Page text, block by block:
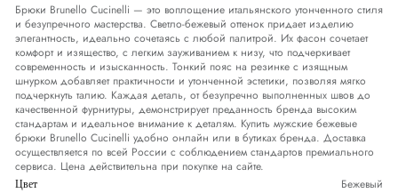
Брюки Brunello Cucinelli — это воплощение итальянского утонченного стиля
и безупречного мастерства. Светло-бежевый оттенок придает изделию
элегантность, идеально сочетаясь с любой палитрой. Их фасон сочетает
комфорт и изящество, с легким зауживанием к низу, что подчеркивает
современность и изысканность. Тонкий пояс на резинке с изящным
шнурком добавляет практичности и утонченной эстетики, позволяя мягко
подчеркнуть талию. Каждая деталь, от безупречно выполненных швов до
качественной фурнитуры, демонстрирует преданность бренда высоким
стандартам и идеальное внимание к деталям. Купить мужские бежевые
брюки Brunello Cucinelli удобно онлайн или в бутиках бренда. Доставка
осуществляется по всей России с соблюдением стандартов премиального
сервиса. Цена действительна при покупке на сайте.
Цвет Бежевый